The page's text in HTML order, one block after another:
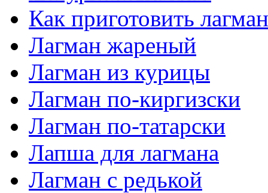
Как приготовить
Лагман жареный
Лагман из курицы
Лагман по-киргизски
Лагман по-татарски
Лапша для лагмана
Лагман с редькой